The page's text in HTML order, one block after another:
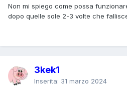
Non mi spiego come possa
dopo quelle sole 2-3 volte che
3kek1
Inserita: 31 marzo 2024